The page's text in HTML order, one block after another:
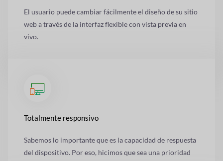
El usuario puede cambiar fácilmente el diseño de su sitio
web a través de la interfaz flexible con vista previa en
vivo.
Totalmente responsivo
Sabemos lo importante que es la capacidad de respuesta
del dispositivo. Por eso, hicimos que sea una prioridad